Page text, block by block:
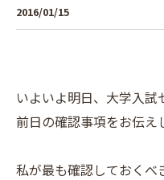
2016/01/15
いよいよ明日、大学入試
前日の確認事項をお伝え
私が最も確認しておくべ